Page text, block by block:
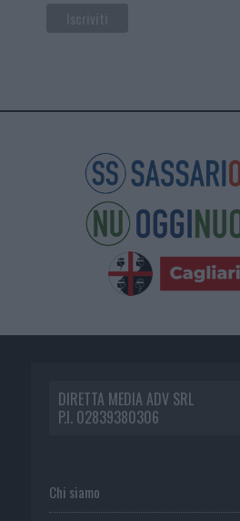
DIRETTA MEDIA ADV SRL
P.I. 02839380306
Chi siamo